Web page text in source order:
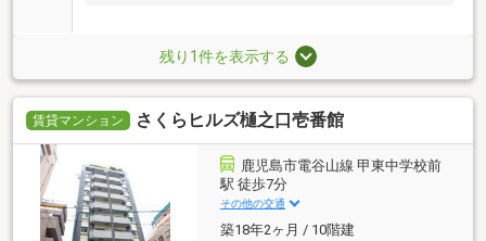
残り1件を表示する
賃貸マンション さくらヒルズ樋之口壱番館
鹿児島市電谷山線 甲東中学校前
駅 徒歩7分
その他の交通
築18年2ヶ月 / 10階建